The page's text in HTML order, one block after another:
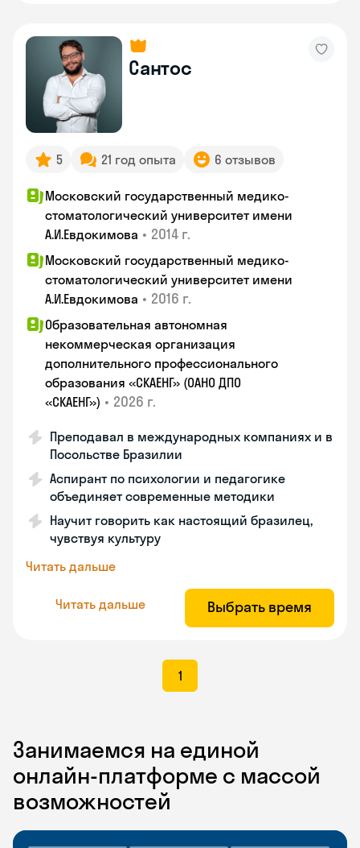
Сантос
5 21 год опыта 6 отзывов
Московский государственный медико-
стоматологический университет имени
А.И.Евдокимова • 2014 г.
Московский государственный медико-
стоматологический университет имени
А.И.Евдокимова • 2016 г.
Образовательная автономная
некоммерческая организация
дополнительного профессионального
образования «СКАЕНГ» (ОАНО ДПО
«СКАЕНГ») • 2026 г.
Преподавал в международных компаниях и в
Посольстве Бразилии
Аспирант по психологии и педагогике
объединяет современные методики
Научит говорить как настоящий бразилец,
чувствуя культуру
Читать дальше
Читать дальше Выбрать время
1
Занимаемся на единой
онлайн-платформе с массой
возможностей